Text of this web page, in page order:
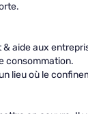
aide aux
consommation.
lieu où le